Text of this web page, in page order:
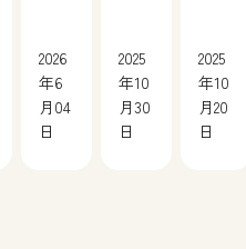
2026
年6
月04
日
2025
年10
月30
日
2025
年10
月20
日